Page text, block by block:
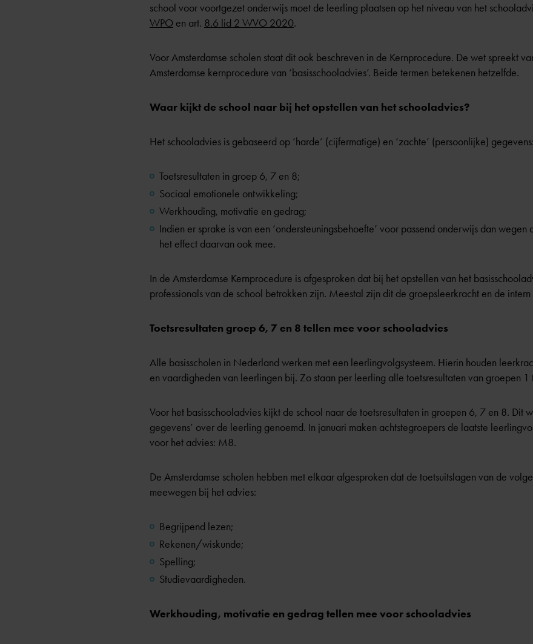
school voor voortgezet onderwijs moet de leerling plaatsen op het niveau van het
WPO en art. 8.6 lid 2 WVO 2020.
Voor Amsterdamse scholen staat dit ook beschreven in de Kernprocedure. De wet spreekt
Amsterdamse kernprocedure van ‘basisschooladvies’. Beide termen betekenen hetzelfde.
Waar kijkt de school naar bij het opstellen van het schooladvies?
Het schooladvies is gebaseerd op ‘harde’ (cijfermatige) en ‘zachte’ (persoonlijke) gegevens:
Toetsresultaten in groep 6, 7 en 8;
Sociaal emotionele ontwikkeling;
Werkhouding, motivatie en gedrag;
Indien er sprake is van een ‘ondersteuningsbehoefte’ voor passend onderwijs dan wegen
het effect daarvan ook mee.
In de Amsterdamse Kernprocedure is afgesproken dat bij het opstellen van het
professionals van de school betrokken zijn. Meestal zijn dit de groepsleerkracht en de
Toetsresultaten groep 6, 7 en 8 tellen mee voor schooladvies
Alle basisscholen in Nederland werken met een leerlingvolgsysteem. Hierin houden
en vaardigheden van leerlingen bij. Zo staan per leerling alle toetsresultaten van groepen
Voor het basisschooladvies kijkt de school naar de toetsresultaten in groepen 6, 7 en 8. Dit
gegevens’ over de leerling genoemd. In januari maken achtstegroepers de laatste
voor het advies: M8.
De Amsterdamse scholen hebben met elkaar afgesproken dat de toetsuitslagen van de
meewegen bij het advies:
Begrijpend lezen;
Rekenen/wiskunde;
Spelling;
Studievaardigheden.
Werkhouding, motivatie en gedrag tellen mee voor schooladvies